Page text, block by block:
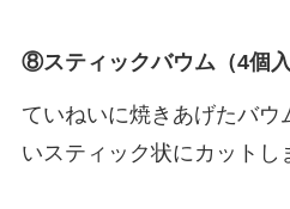
⑧スティックバウム（4個
ていねいに焼きあげたバウ
いスティック状にカットし